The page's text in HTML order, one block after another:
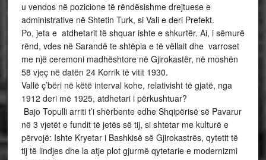
u vendos në pozicione të rëndësishme drejtuese e
administrative në Shtetin Turk, si Vali e deri Prefekt.
Po, jeta e atdhetarit të shquar ishte e shkurtër. Ai, i sëmurë
rënd, vdes në Sarandë te shtëpia e të vëllait dhe varroset
me një ceremoni madhështore në Gjirokastër, në moshën
58 vjeç në datën 24 Korrik të vitit 1930.
Vallë ç’bëri në këtë interval kohe, relativisht të gjatë, nga
1912 deri më 1925, atdhetari i përkushtuar?
Bajo Topulli arriti t’i shërbente edhe Shqipërisë së Pavarur
në 3 vjetët e fundit të jetës së tij, si shtetar me kulturë e
përvojë: Ishte Kryetar i Bashkisë së Gjirokastrës, qytetit të
tij të lindjes dhe la atje plot gjurmë qytetarie e modernizmi